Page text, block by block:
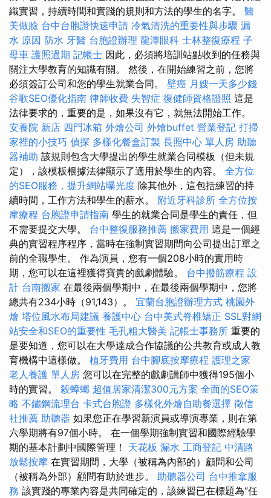
織實習，持續時間和實踐的規則和方法的學生的名字。 醫
美做臉 台中台胞證快速申請 冷氣清洗的重要性與步驟 漏
水 原因 防水 牙醫 台胞證辦理 龍潭眼科 士林整復療程 子
母車 護照過期 記帳士 因此，必須將培訓站點收到的任務與
關注大學教育的知識有關。 然後，在開始練習之前，您將
必須簽訂公司和您的學生就業合同。 壁癌 月嫂一天多少錢
谷歌SEO優化指南 律師收費 失智症 復健師資格證照 這是
法律要求的，重要的是，如果沒有它，就無法開始工作。
安養院 新店 四門冰箱 外燴公司 外燴buffet 營業登記 打掃
家裡的小技巧 偵探 多樣化餐盒訂製 長照中心 單人房 助聽
器補助 該規則包含大學提出的學生就業合同模板（但未規
定），該模板根據法律顯示了適用於學生的內容。 全方位
的SEO服務，提升網站曝光度 除其他外，這包括練習的持
續時間，工作方法和學生的薪水。 附近牙科診所 全方位按
摩療程 台胞證申請指南 學生的就業合同是學生的責任，但
不需要提交大學。 台中整復服務推薦 搬家費用 這是一個經
典的實習程序程序，當時在強制實習期間向公司提出訂單之
前的全職學生。 作為演員，您有一個208小時的實用時
期，您可以在這裡獲得寶貴的戲劇體驗。 台中撥筋療程 設
計 台南搬家 在最後兩個學期中，在最後兩個學期中，您將
總共有234小時（91,143）。 宜蘭台胞證辦理方式 桃園外
燴 塔位風水布局建議 養護中心 台中美式脊椎矯正 SSL對網
站安全和SEO的重要性 毛孔粗大醫美 記帳士事務所 重要的
是要知道，您可以在大學達成合作協議的公共教育或成人教
育機構中這樣做。 植牙費用 台中腳底按摩療程 護理之家
老人養護 單人房 您可以在完整的戲劇講師中獲得195個小
時的實習。 殺蟑螂 超值居家清潔300元方案 全面的SEO策
略 不鏽鋼流理台 卡式台胞證 多樣化外燴自助餐選擇 徵信
社推薦 助聽器 如果您正在學習新演員或導演專業，則在第
六學期將有97個小時。 在一個學期強制實習和國際經驗學
期的基本計劃中國際管理！ 天花板 漏水 工商登記 中清路
放鬆按摩 在實習期間，大學（被稱為內部的）顧問和公司
（被稱為外部）顧問有助於進步。 助聽器公司 台中推拿服
務 該實踐的專業內容是共同確定的，該練習已在標題為“任